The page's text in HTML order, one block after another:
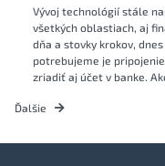
Vývoj technológií stále
všetkých oblastiach, aj
dňa a stovky krokov,
potrebujeme je
zriadiť aj účet v banke.
Ďalšie